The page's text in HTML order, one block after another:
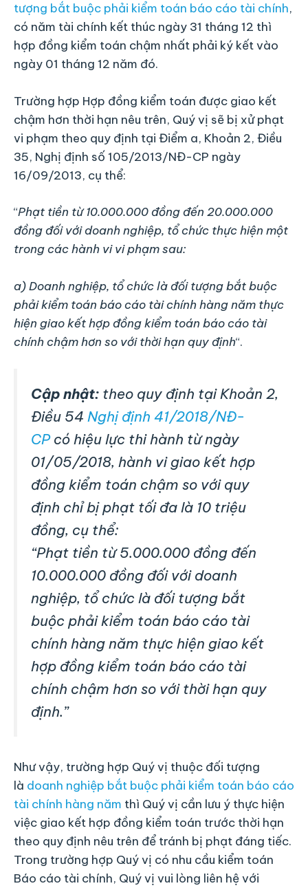
tượng bắt buộc phải kiểm toán báo cáo tài chính,
có năm tài chính kết thúc ngày 31 tháng 12 thì
hợp đồng kiểm toán chậm nhất phải ký kết vào
ngày 01 tháng 12 năm đó.
Trường hợp Hợp đồng kiểm toán được giao kết
chậm hơn thời hạn nêu trên, Quý vị sẽ bị xử phạt
vi phạm theo quy định tại Điểm a, Khoản 2, Điều
35, Nghị định số 105/2013/NĐ-CP ngày
16/09/2013, cụ thể:
“Phạt tiền từ 10.000.000 đồng đến 20.000.000
đồng đối với doanh nghiệp, tổ chức thực hiện một
trong các hành vi vi phạm sau:
a) Doanh nghiệp, tổ chức là đối tượng bắt buộc
phải kiểm toán báo cáo tài chính hàng năm thực
hiện giao kết hợp đồng kiểm toán báo cáo tài
chính chậm hơn so với thời hạn quy định“.
Cập nhật: theo quy định tại Khoản 2,
Điều 54 Nghị định 41/2018/NĐ-
CPcó hiệu lực thi hành từ ngày
01/05/2018, hành vi giao kết hợp
đồng kiểm toán chậm so với quy
định chỉ bị phạt tối đa là 10 triệu
đồng, cụ thể:
“Phạt tiền từ 5.000.000 đồng đến
10.000.000 đồng đối với doanh
nghiệp, tổ chức là đối tượng bắt
buộc phải kiểm toán báo cáo tài
chính hàng năm thực hiện giao kết
hợp đồng kiểm toán báo cáo tài
chính chậm hơn so với thời hạn quy
định.”
Như vậy, trường hợp Quý vị thuộc đối tượng
là doanh nghiệp bắt buộc phải kiểm toán báo cáo
tài chính hàng năm thì Quý vị cần lưu ý thực hiện
việc giao kết hợp đồng kiểm toán trước thời hạn
theo quy định nêu trên để tránh bị phạt đáng tiếc.
Trong trường hợp Quý vị có nhu cầu kiểm toán
Báo cáo tài chính, Quý vị vui lòng liên hệ với